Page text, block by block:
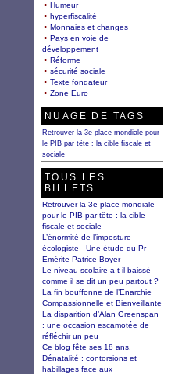
Humeur
hyperfiscalité
Monnaies et changes
Pays en voie de
développement
Réforme
sécurité sociale
Texte fondateur
Zone Euro
NUAGE DE TAGS
Retrouver la 3e place mondiale pour
le PIB par tête : la cible fiscale et
sociale
TOUS LES
BILLETS
Retrouver la 3e place mondiale
pour le PIB par tête : la cible
fiscale et sociale
L’énormité de l’imposture
écologiste - Une étude du Pr
Emérite Patrice Boyer
Le niveau scolaire a-t-il baissé
comme il se dit un peu partout ?
La fin bouffonne de l’Enarchie
Compassionnelle et Bienveillante
La disparition d’Alan Greenspan
: une occasion escamotée de
réfléchir un peu
Ce blog fête ses 18 ans.
Dénatalité : contorsions et
habillages face aux